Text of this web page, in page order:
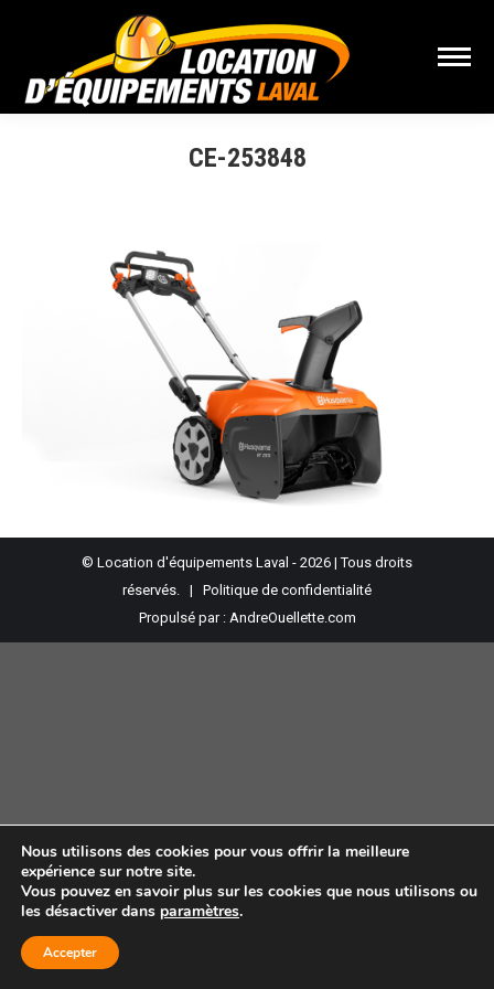
CE-253848
© Location d'équipements Laval - 2026 | Tous droits
réservés. | Politique de confidentialité
Propulsé par : AndreOuellette.com
Nous utilisons des cookies pour vous offrir la meilleure
expérience sur notre site.
Vous pouvez en savoir plus sur les cookies que nous utilisons ou
les désactiver dans paramètres.
Accepter